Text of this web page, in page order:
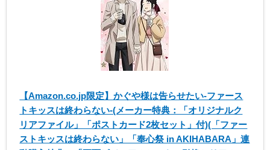
【Amazon.co.jp限定】かぐや様は告らせたい-ファース
トキッスは終わらない-(メーカー特典：「オリジナルク
リアファイル」「ポストカード2枚セット」付)(「ファー
ストキッスは終わらない」「奉心祭 in AKIHABARA」連